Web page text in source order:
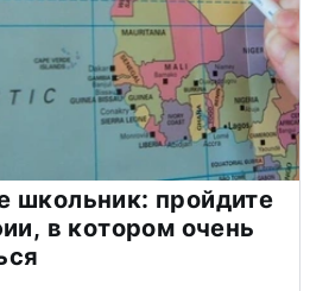
школьник: пройдите
в котором очень